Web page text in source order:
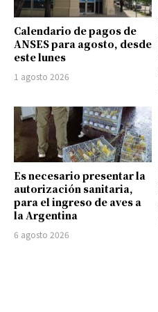
Calendario de pagos de
ANSES para agosto, desde
este lunes
1 agosto 2026
Es necesario presentar la
autorización sanitaria,
para el ingreso de aves a
la Argentina
6 agosto 2026